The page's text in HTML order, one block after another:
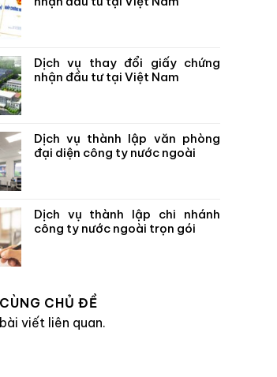
Dịch vụ thay đổi giấy chứng
nhận đầu tư tại Việt Nam
Dịch vụ thành lập văn phòng
đại diện công ty nước ngoài
Dịch vụ thành lập chi nhánh
công ty nước ngoài trọn gói
CHỦ ĐỀ
viết liên quan.